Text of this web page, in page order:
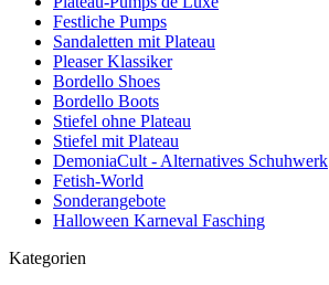
Festliche Pumps
Sandaletten mit Plateau
Pleaser Klassiker
Bordello Shoes
Bordello Boots
Stiefel ohne Plateau
Stiefel mit Plateau
DemoniaCult - Alternatives Schuhwerk
Fetish-World
Sonderangebote
Halloween Karneval Fasching
Kategorien